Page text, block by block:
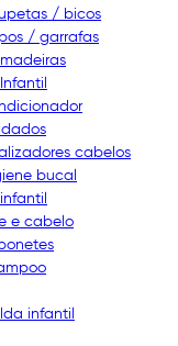
/ bicos
/ garrafas
cabelos
bucal
e cabelo
infantil